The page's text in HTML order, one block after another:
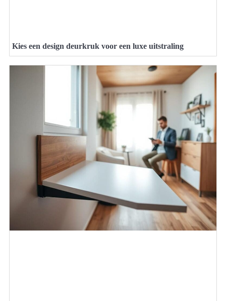
Kies een design deurkruk voor een luxe uitstraling